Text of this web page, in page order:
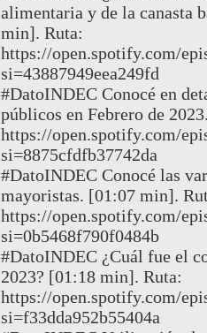
alimentaria y de la canasta
min]. Ruta:
https://open.spotify.com/
si=43887949eea249fd
#DatoINDEC Conocé en
públicos en Febrero de
https://open.spotify.com/
si=8875cfdfb37742da
#DatoINDEC Conocé las
mayoristas. [01:07 min].
https://open.spotify.com/
si=0b5468f790f0484b
#DatoINDEC ¿Cuál fue el
2023? [01:18 min]. Ruta:
https://open.spotify.com/
si=f33dda952b55404a